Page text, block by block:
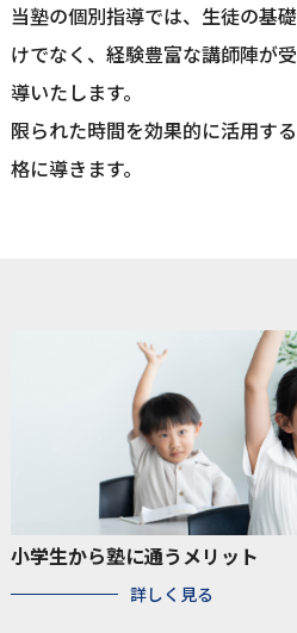
当塾の個別指導では、生徒の基
けでなく、経験豊富な講師陣が
導いたします。
限られた時間を効果的に活用す
格に導きます。
小学生から塾に通うメリット
詳しく見る